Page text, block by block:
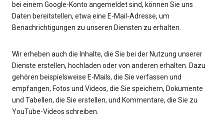
bei einem Google-Konto angemeldet sind, können Sie uns
Daten bereitstellen, etwa eine E-Mail-Adresse, um
Benachrichtigungen zu unseren Diensten zu erhalten.
Wir erheben auch die Inhalte, die Sie bei der Nutzung unserer
Dienste erstellen, hochladen oder von anderen erhalten. Dazu
gehören beispielsweise E-Mails, die Sie verfassen und
empfangen, Fotos und Videos, die Sie speichern, Dokumente
und Tabellen, die Sie erstellen, und Kommentare, die Sie zu
YouTube-Videos schreiben.